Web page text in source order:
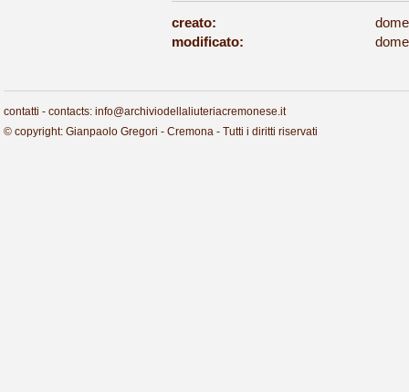
creato:
modificato:
contatti - contacts: info@archiviodellaliuteriacremonese.it
© copyright: Gianpaolo Gregori - Cremona - Tutti i diritti riservati